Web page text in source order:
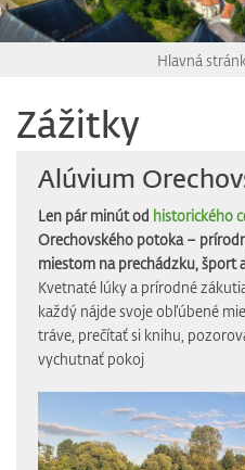
Hlavná
Zážitky
Alúvium
Len pár minút od historického
Orechovského potoka –
miestom na prechádzku, šport
Kvetnaté lúky a prírodné
každý nájde svoje obľúbené
tráve, prečítať si knihu,
vychutnať pokoj